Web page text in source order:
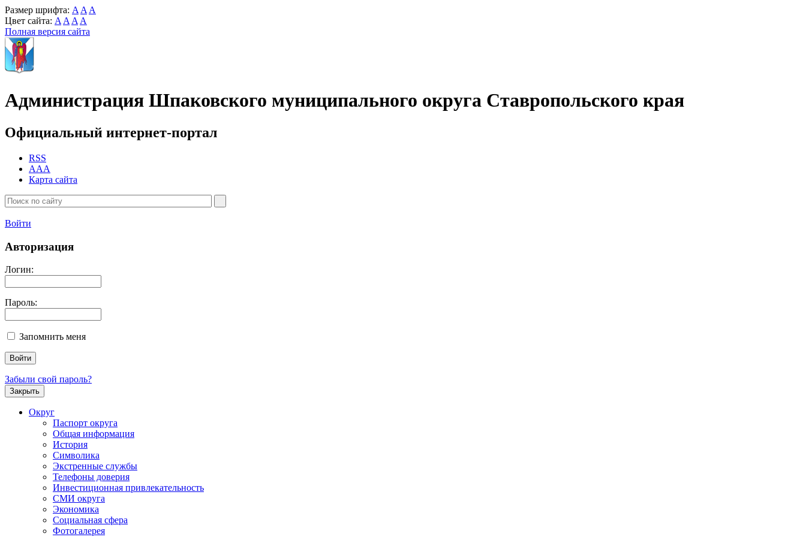
Размер шрифта: A A A
Цвет сайта: A A A A
Полная версия сайта
Администрация Шпаковского муниципального округа Ставропольского края
Официальный интернет-портал
RSS
AAA
Карта сайта
Войти
Авторизация
Логин:
Пароль:
Запомнить меня
Забыли свой пароль?
Закрыть
Округ
Паспорт округа
Общая информация
История
Символика
Экстренные службы
Телефоны доверия
Инвестиционная привлекательность
СМИ округа
Экономика
Социальная сфера
Фотогалерея